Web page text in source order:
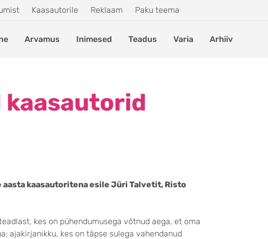
Kaasautorile Reklaam Paku teema
Arvamus Inimesed Teadus Varia Arhiiv
kaasautorid
kaasautoritena esile Jüri Talvetit, Risto
kes on pühendumusega võtnud aega, et oma
ajakirjanikku, kes on täpse sulega vahendanud